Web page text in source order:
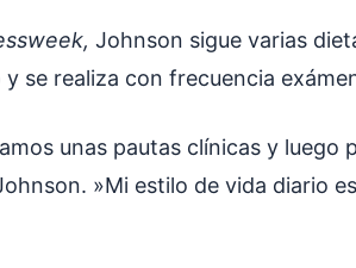
Johnson sigue varias
se realiza con frecuencia
unas pautas clínicas y luego
»Mi estilo de vida diario